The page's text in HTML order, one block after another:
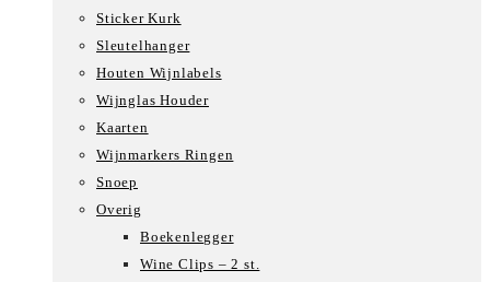
Sticker Kurk
Sleutelhanger
Houten Wijnlabels
Wijnglas Houder
Kaarten
Wijnmarkers Ringen
Snoep
Overig
Boekenlegger
Wine Clips – 2 st.